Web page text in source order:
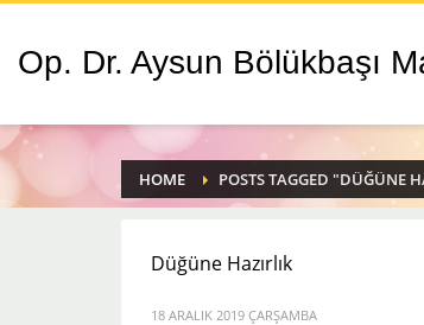
Op. Dr. Aysun Bölükbaşı
HOME POSTS TAGGED "DÜĞÜNE
Düğüne Hazırlık
18 ARALIK 2019 ÇARŞAMBA